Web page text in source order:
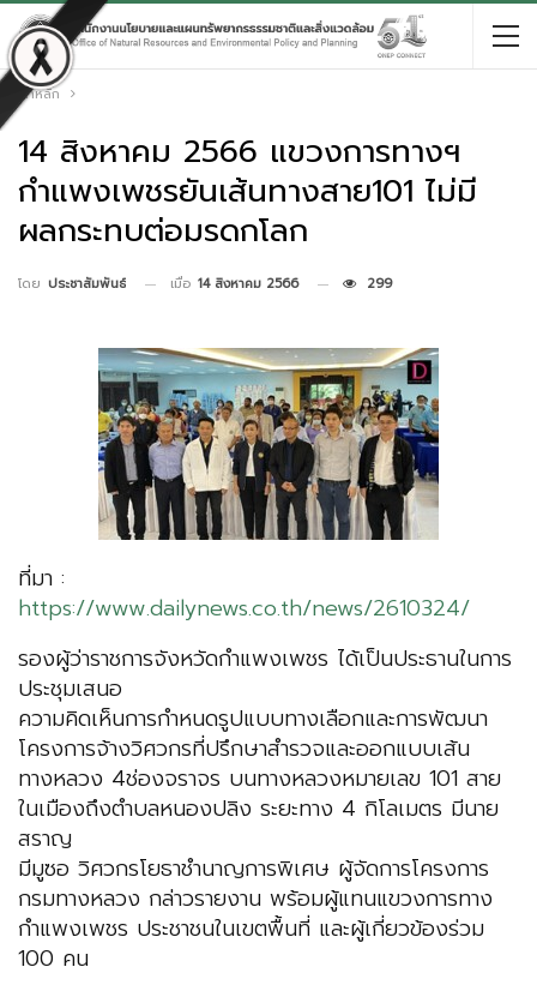
หน้าหลัก
14 สิงหาคม 2566 แขวงการทางฯ
กำแพงเพชรยันเส้นทางสาย101 ไม่มี
ผลกระทบต่อมรดกโลก
โดย ประชาสัมพันธ์ เมื่อ 14 สิงหาคม 2566 299
ที่มา :
https://www.dailynews.co.th/news/2610324/
รองผู้ว่าราชการจังหวัดกำแพงเพชร ได้เป็นประธานในการ
ประชุมเสนอ
ความคิดเห็นการกำหนดรูปแบบทางเลือกและการพัฒนา
โครงการจ้างวิศวกรที่ปรึกษาสำรวจและออกแบบเส้น
ทางหลวง 4ช่องจราจร บนทางหลวงหมายเลข 101 สาย
ในเมืองถึงตำบลหนองปลิง ระยะทาง 4 กิโลเมตร มีนาย
สราญ
มีมูซอ วิศวกรโยธาชำนาญการพิเศษ ผู้จัดการโครงการ
กรมทางหลวง กล่าวรายงาน พร้อมผู้แทนแขวงการทาง
กำแพงเพชร ประชาชนในเขตพื้นที่ และผู้เกี่ยวข้องร่วม
100 คน